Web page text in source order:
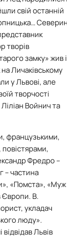
і спорту
свій останній
творів
замку» жив і
Личаківському
у Львові, але
творчості
Войнич та
французькими,
Фредро –
– частина
«Помста», «Муж
Європи. В.
укладач
люду».
Львів